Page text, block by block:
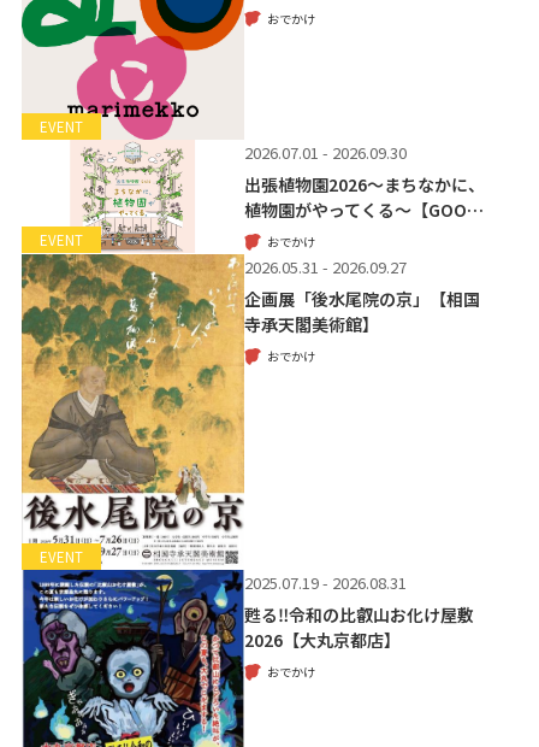
EVENT
おでかけ
EVENT
2026.07.01 - 2026.09.30
出張植物園2026～まちなかに、
植物園がやってくる～【GOO…
おでかけ
EVENT
2026.05.31 - 2026.09.27
企画展「後水尾院の京」【相国
寺承天閣美術館】
おでかけ
2025.07.19 - 2026.08.31
甦る‼令和の比叡山お化け屋敷
2026【大丸京都店】
おでかけ